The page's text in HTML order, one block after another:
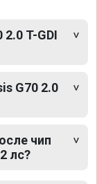
T-GDI
G70 2.0
чип
лс?